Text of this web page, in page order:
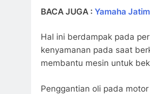
BACA JUGA : Yamaha
Hal ini berdampak pada
kenyamanan pada saat
membantu mesin untuk
Penggantian oli pada